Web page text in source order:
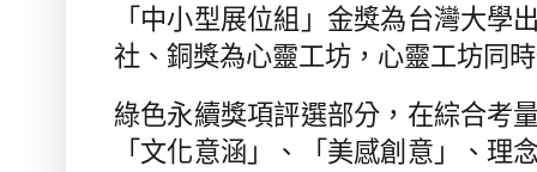
「中小型展位組」金獎為台灣大學
社、銅獎為心靈工坊，心靈工坊同
綠色永續獎項評選部分，在綜合考
「文化意涵」、「美感創意」、理